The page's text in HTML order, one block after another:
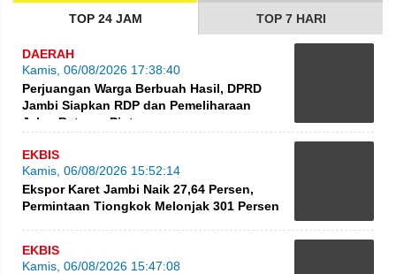
TOP 24 JAM TOP 7 HARI
DAERAH
Kamis, 06/08/2026 17:38:40
Perjuangan Warga Berbuah Hasil, DPRD
Jambi Siapkan RDP dan Pemeliharaan
Jalan Betung–Pintas
EKBIS
Kamis, 06/08/2026 15:52:14
Ekspor Karet Jambi Naik 27,64 Persen,
Permintaan Tiongkok Melonjak 301 Persen
EKBIS
Kamis, 06/08/2026 15:47:08